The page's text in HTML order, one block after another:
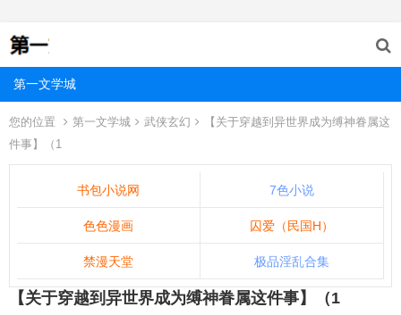
第一文学城
您的位置 第一文学城 武侠玄幻
【关于穿越到异世界成为缚神眷属这
件事】（1
书包小说网 7色小说
色色漫画 囚爱（民国H）
禁漫天堂 极品淫乱合集
【关于穿越到异世界成为缚神眷属这件事】（1